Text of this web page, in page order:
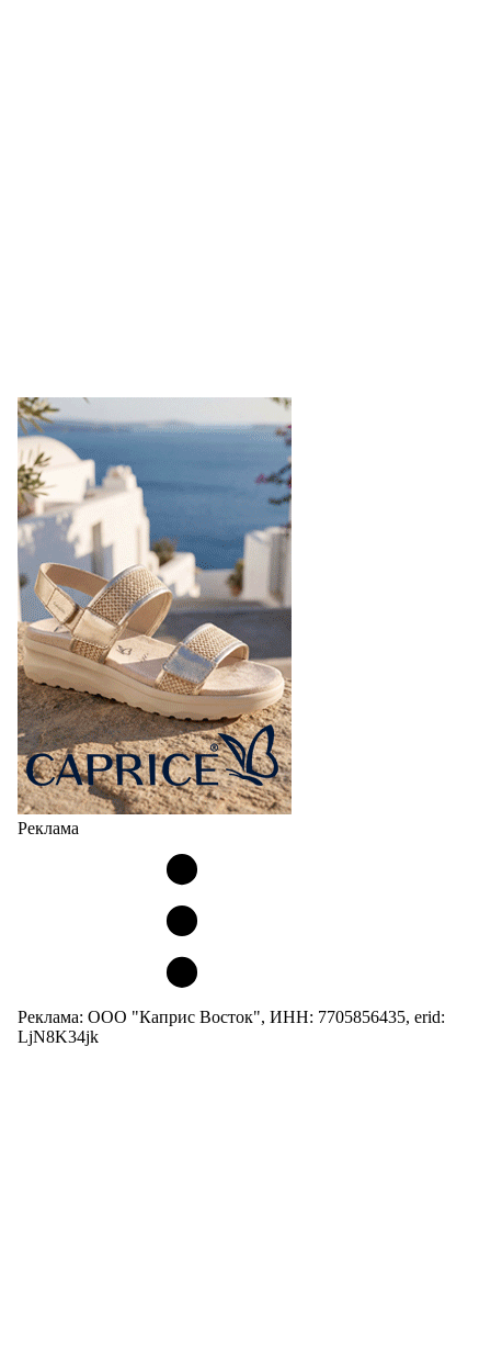
Реклама
Реклама: ООО "Каприс Восток", ИНН: 7705856435, erid:
LjN8K34jk